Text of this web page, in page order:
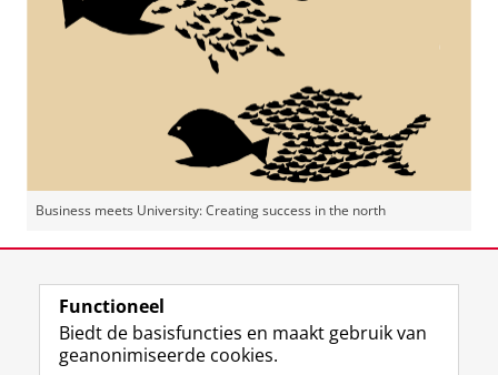
Business meets University: Creating success in the north
Facebook
Functioneel
Biedt de basisfuncties en maakt gebruik van
geanonimiseerde cookies.